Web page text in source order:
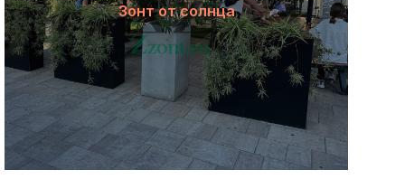
Зонт от солнца